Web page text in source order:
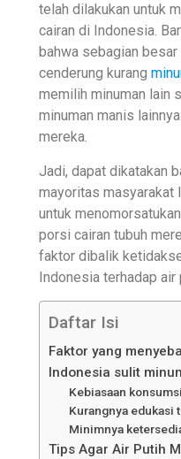
telah dilakukan untuk
cairan di Indonesia.
bahwa sebagian
cenderung kurang
memilih minuman lain
minuman manis
mereka.
Jadi, dapat dikatakan
mayoritas masyarakat
untuk
porsi cairan tubuh
faktor dibalik
Indonesia terhadap air
Daftar Isi
Faktor yang
Indonesia sulit
Kebiasaan konsumsi
Kurangnya edukasi
Minimnya
Tips Agar Air Putih